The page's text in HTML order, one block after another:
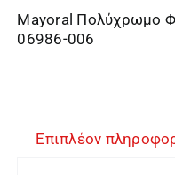
Mayoral Πολύχρωμο
06986-006
Επιπλέον